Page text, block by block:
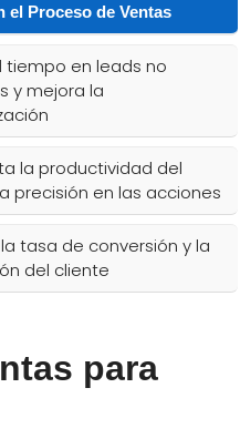
el Proceso de Ventas
tiempo en leads no
y mejora la
la productividad del
precisión en las acciones
tasa de conversión y la
del cliente
para